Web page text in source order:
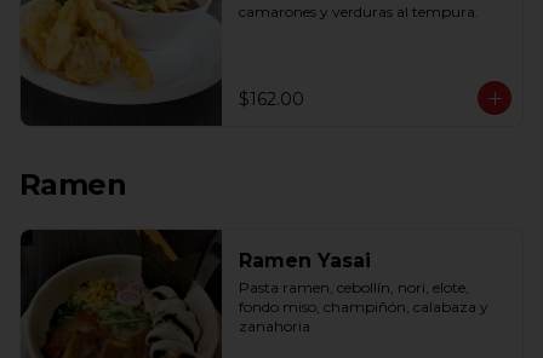
camarones y verduras al tempura.
$162.00
Ramen
Ramen Yasai
Pasta ramen, cebollín, nori, elote,
fondo miso, champiñón, calabaza y
zanahoria